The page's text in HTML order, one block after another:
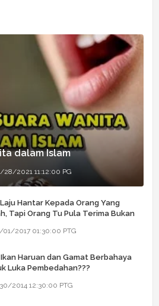
dalam Islam
28/2021 11:12:00 PG
Hantar Kepada Orang Yang
Tapi Orang Tu Pula Terima Bukan
01/2017 01:30:00 PTG
Haruan dan Gamat Berbahaya
Luka Pembedahan???
2014 12:30:00 PTG